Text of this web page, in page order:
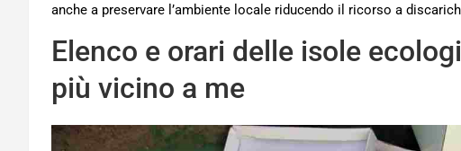
anche a preservare l’ambiente locale riducendo il ricorso a
Elenco e orari delle isole
più vicino a me